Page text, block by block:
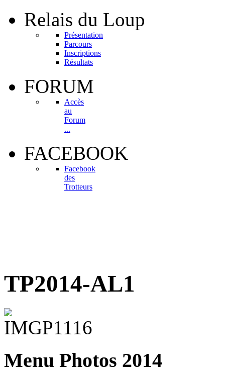
Relais du Loup
Présentation
Parcours
Inscriptions
Résultats
FORUM
Accès
au
Forum
...
FACEBOOK
Facebook
des
Trotteurs
TP2014-AL1
Menu Photos 2014